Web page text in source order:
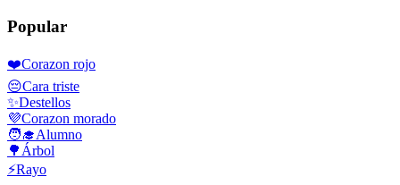
Popular
❤️Corazon rojo
😔Cara triste
✨Destellos
💜Corazon morado
🧑‍🎓Alumno
🌳 Árbol
⚡Rayo